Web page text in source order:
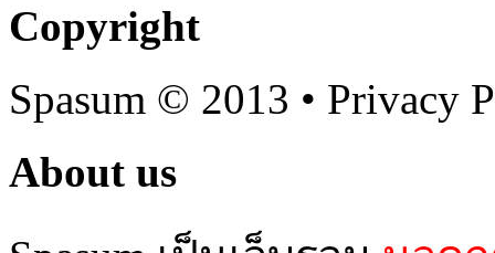
Copyright
Spasum © 2013 • Privacy
About us